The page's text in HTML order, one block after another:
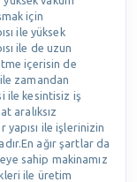
için
ile yüksek
ile de uzun
içerisin de
zamandan
ile kesintisiz iş
aralıksız
ile işlerinizin
ağır şartlar da
sahip makinamız
ile üretim